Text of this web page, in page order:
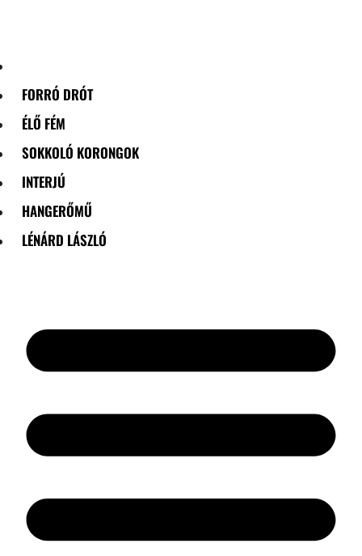
FORRÓ DRÓT
ÉLŐ FÉM
SOKKOLÓ KORONGOK
INTERJÚ
HANGERŐMŰ
LÉNÁRD LÁSZLÓ